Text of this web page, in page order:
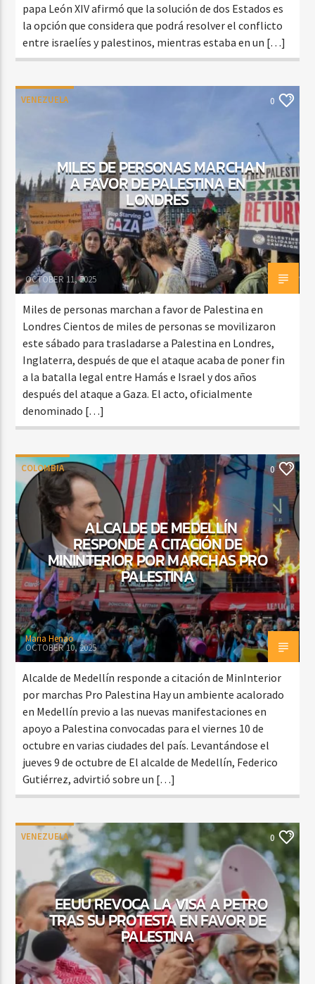
papa León XIV afirmó que la solución de dos Estados es
la opción que considera que podrá resolver el conflicto
entre israelíes y palestinos, mientras estaba en un […]
VENEZUELA 0
MILES DE PERSONAS MARCHAN
A FAVOR DE PALESTINA EN
LONDRES
OCTOBER 11, 2025
Miles de personas marchan a favor de Palestina en
Londres Cientos de miles de personas se movilizaron
este sábado para trasladarse a Palestina en Londres,
Inglaterra, después de que el ataque acaba de poner fin
a la batalla legal entre Hamás e Israel y dos años
después del ataque a Gaza. El acto, oficialmente
denominado […]
COLOMBIA 0
ALCALDE DE MEDELLÍN
RESPONDE A CITACIÓN DE
MININTERIOR POR MARCHAS PRO
PALESTINA
Maria Henao
OCTOBER 10, 2025
Alcalde de Medellín responde a citación de MinInterior
por marchas Pro Palestina Hay un ambiente acalorado
en Medellín previo a las nuevas manifestaciones en
apoyo a Palestina convocadas para el viernes 10 de
octubre en varias ciudades del país. Levantándose el
jueves 9 de octubre de El alcalde de Medellín, Federico
Gutiérrez, advirtió sobre un […]
VENEZUELA 0
EEUU REVOCA LA VISA A PETRO
TRAS SU PROTESTA EN FAVOR DE
PALESTINA